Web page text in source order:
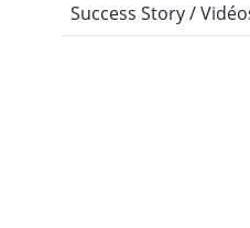
Success Story /